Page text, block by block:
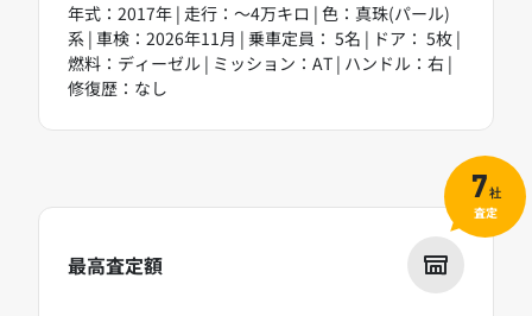
年式：2017年 | 走行：～4万キロ | 色：真珠(パール)
系 | 車検：2026年11月 | 乗車定員： 5名 | ドア： 5枚 |
燃料：ディーゼル | ミッション：AT | ハンドル：右 |
修復歴：なし
最高査定額
7社
査定